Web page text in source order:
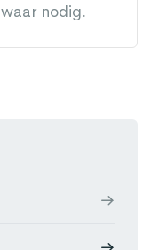
nodig.